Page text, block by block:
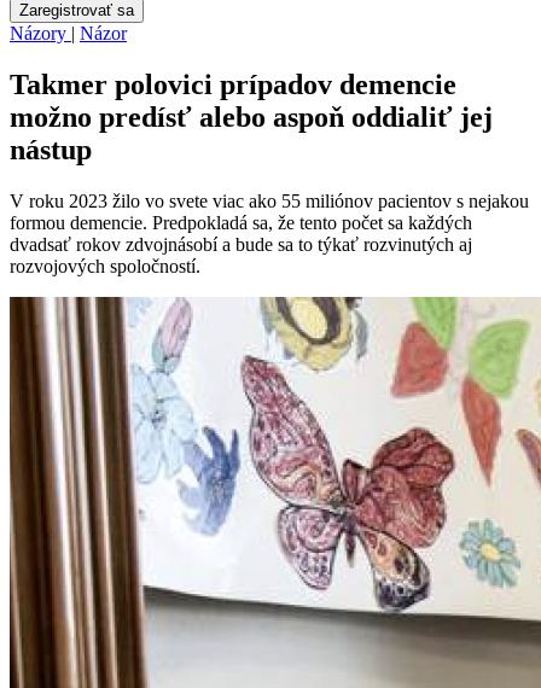
Zaregistrovať sa
Názory | Názor
Takmer polovici prípadov demencie
možno predísť alebo aspoň oddialiť jej
nástup
V roku 2023 žilo vo svete viac ako 55 miliónov pacientov s nejakou
formou demencie. Predpokladá sa, že tento počet sa každých
dvadsať rokov zdvojnásobí a bude sa to týkať rozvinutých aj
rozvojových spoločností.